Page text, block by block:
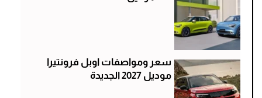
سعر ومواصفات اوبل فرونتيرا
موديل 2027 الجديدة